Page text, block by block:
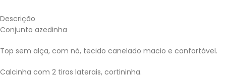
Descrição
Conjunto azedinha
Top sem alça, com nó, tecido canelado macio e confortável.
Calcinha com 2 tiras laterais, cortininha.